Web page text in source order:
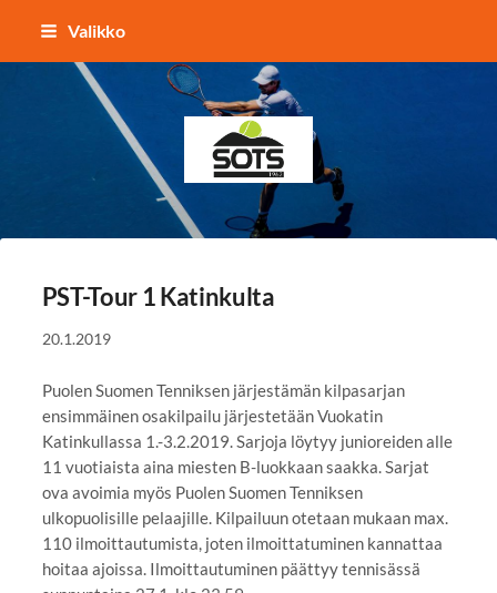
Siirry
sisältöön
Valikko
Sotkamon Tennisseura
PST-Tour 1 Katinkulta
20.1.2019
Puolen Suomen Tenniksen järjestämän kilpasarjan
ensimmäinen osakilpailu järjestetään Vuokatin
Katinkullassa 1.-3.2.2019. Sarjoja löytyy junioreiden alle
11 vuotiaista aina miesten B-luokkaan saakka. Sarjat
ova avoimia myös Puolen Suomen Tenniksen
ulkopuolisille pelaajille. Kilpailuun otetaan mukaan max.
110 ilmoittautumista, joten ilmoittatuminen kannattaa
hoitaa ajoissa. Ilmoittautuminen päättyy tennisässä